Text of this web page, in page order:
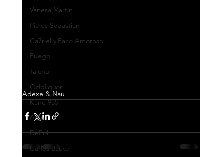
Vanesa Martín
Pieles Sebastian
Ca7riel y Paco Amoroso
Fuego
Taichu
Oddliquor
Kane 935
Acru
DePol
Carlos Baute
Adexe & Nau